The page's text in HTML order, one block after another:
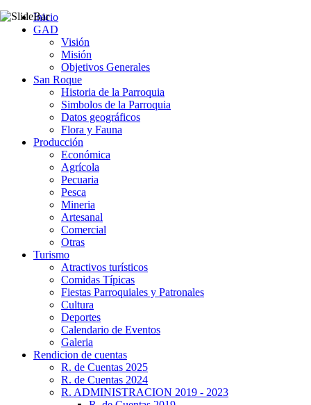
Inicio
GAD
Visión
Misión
Objetivos Generales
San Roque
Historia de la Parroquia
Simbolos de la Parroquia
Datos geográficos
Flora y Fauna
Producción
Económica
Agrícola
Pecuaria
Pesca
Mineria
Artesanal
Comercial
Otras
Turismo
Atractivos turísticos
Comidas Típicas
Fiestas Parroquiales y Patronales
Cultura
Deportes
Calendario de Eventos
Galeria
Rendicion de cuentas
R. de Cuentas 2025
R. de Cuentas 2024
R. ADMINISTRACION 2019 - 2023